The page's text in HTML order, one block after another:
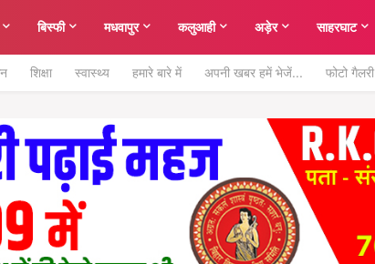
बिस्फी मधवापुर कलुआही अड़ेर साहरघाट
शिक्षा स्वास्थ्य हमारे बारे में अपनी खबर हमें भेजें... फोटो गैलरी